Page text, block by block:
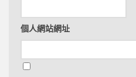
個人網站網址